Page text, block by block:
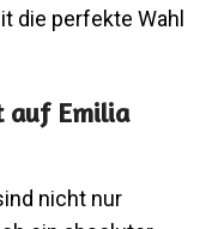
die perfekte Wahl
auf Emilia
nicht nur